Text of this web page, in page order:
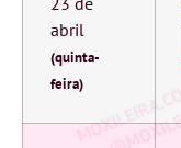
abril
(quinta-
feira)